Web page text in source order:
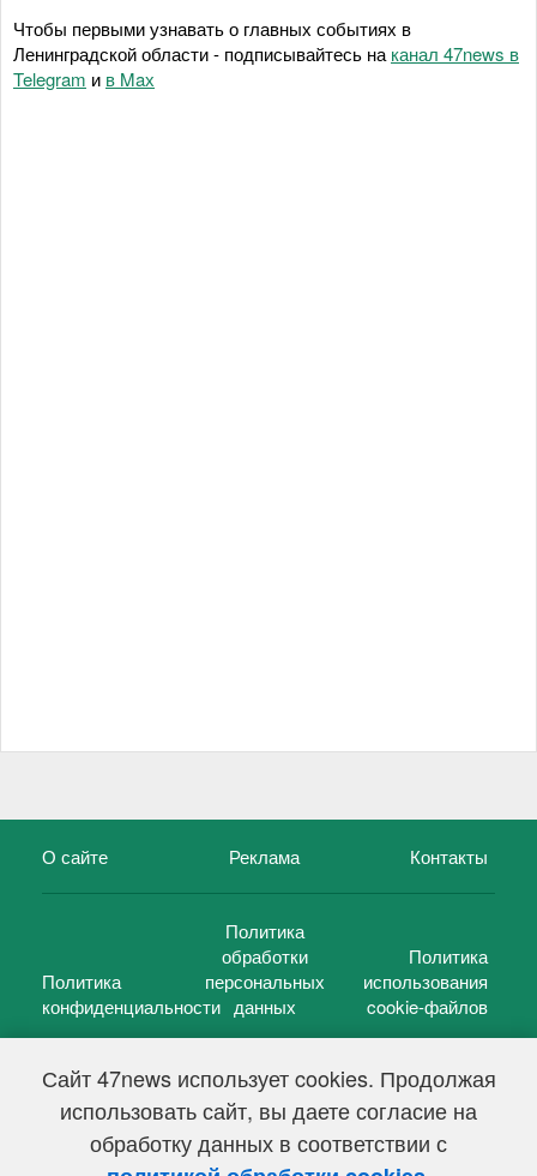
Сайт 47news использует cookies. Продолжая
использовать сайт, вы даете согласие на
обработку данных в соответствии с
Чтобы первыми узнавать о главных событиях в
Ленинградской области - подписывайтесь на канал 47news в
Telegram и в Maх
О сайте Реклама Контакты
Политика
конфиденциальности
Политика
обработки
персональных
данных
Политика
использования
cookie-файлов
47 новостей (47 news)2005 — 2026 г.
Свидетельство о регистрации СМИ Эл № ФС 77-39848, выдано
Федеральной службой по надзору в сфере связи,